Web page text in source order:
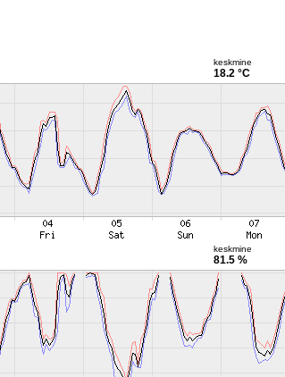
keskmine
18.2 °C
keskmine
81.5 %